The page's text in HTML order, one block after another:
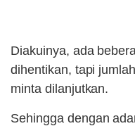
Diakuinya, ada
dihentikan, tapi
minta dilanjutkan.
Sehingga dengan